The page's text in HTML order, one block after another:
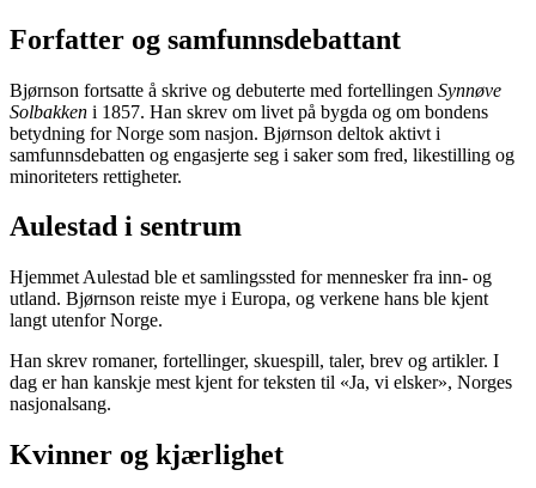
Forfatter og samfunnsdebattant
Bjørnson fortsatte å skrive og debuterte med fortellingen Synnøve
Solbakken i 1857. Han skrev om livet på bygda og om bondens
betydning for Norge som nasjon. Bjørnson deltok aktivt i
samfunnsdebatten og engasjerte seg i saker som fred, likestilling og
minoriteters rettigheter.
Aulestad i sentrum
Hjemmet Aulestad ble et samlingssted for mennesker fra inn- og
utland. Bjørnson reiste mye i Europa, og verkene hans ble kjent
langt utenfor Norge.
Han skrev romaner, fortellinger, skuespill, taler, brev og artikler. I
dag er han kanskje mest kjent for teksten til «Ja, vi elsker», Norges
nasjonalsang.
Kvinner og kjærlighet